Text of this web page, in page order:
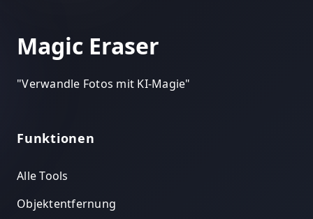
Magic Eraser
"Verwandle Fotos mit KI-Magie"
Funktionen
Alle Tools
Objektentfernung